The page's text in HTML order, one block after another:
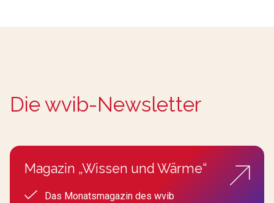
Die wvib-Newsletter
Magazin „Wissen und Wärme“
Das Monatsmagazin des wvib